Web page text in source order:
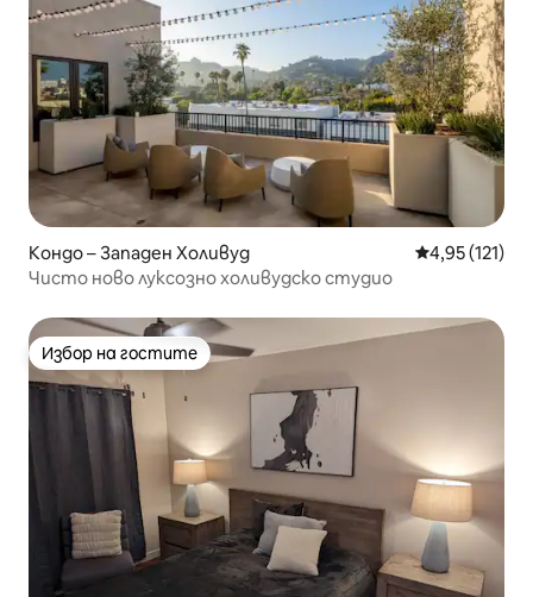
Кондо – Западен Холивуд Средна
4,95 (121)
Чисто ново луксозно холивудско студио
Избор на гостите
Избор на гостите